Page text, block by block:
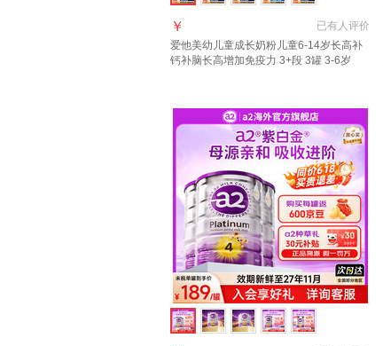
已有人评价
￥
爱他美幼儿童成长奶粉儿童6-14岁长高补
钙补脑长高增加免疫力 3+段 3罐 3-6岁